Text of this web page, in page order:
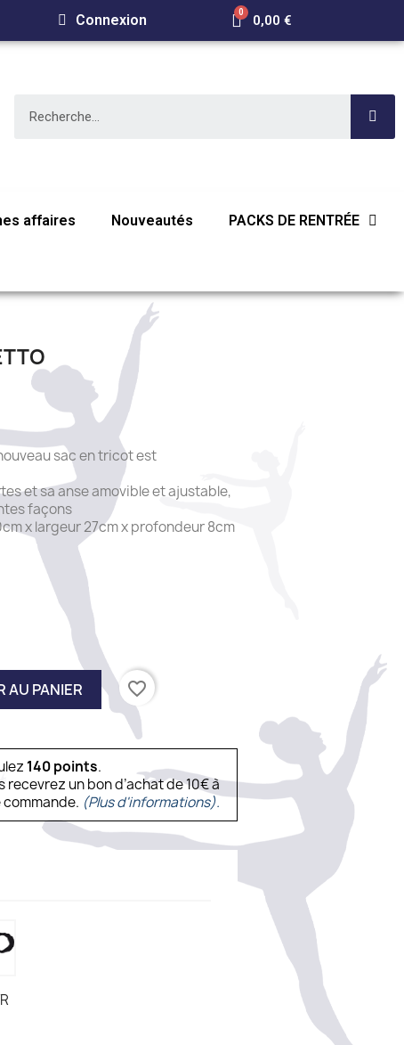
Connexion 0,00 €
affaires Nouveautés PACKS DE RENTRÉE
sac en tricot est
et sa anse amovible et ajustable,
façons
x largeur 27cm x profondeur 8cm
AU PANIER favorite_border
140points.
un bon d’achat de 10€ à
(Plus d'informations).